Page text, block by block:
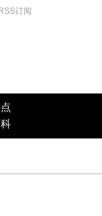
RSS订阅